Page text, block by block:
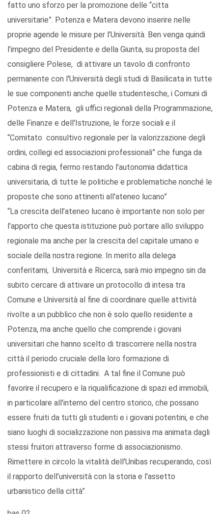
fatto uno sforzo per la promozione delle “citta
universitarie”. Potenza e Matera devono inserire nelle
proprie agende le misure per l’Università. Ben venga quindi
l’impegno del Presidente e della Giunta, su proposta del
consigliere Polese, di attivare un tavolo di confronto
permanente con l'Università degli studi di Basilicata in tutte
le sue componenti anche quelle studentesche, i Comuni di
Potenza e Matera, gli uffici regionali della Programmazione,
delle Finanze e dell'Istruzione, le forze sociali e il
“Comitato consultivo regionale per la valorizzazione degli
ordini, collegi ed associazioni professionali” che funga da
cabina di regia, fermo restando l’autonomia didattica
universitaria, di tutte le politiche e problematiche nonché le
proposte che sono attinenti all'ateneo lucano”
“La crescita dell’ateneo lucano è importante non solo per
l’apporto che questa istituzione può portare allo sviluppo
regionale ma anche per la crescita del capitale umano e
sociale della nostra regione. In merito alla delega
conferitami, Università e Ricerca, sarà mio impegno sin da
subito cercare di attivare un protocollo di intesa tra
Comune e Università al fine di coordinare quelle attività
rivolte a un pubblico che non è solo quello residente a
Potenza, ma anche quello che comprende i giovani
universitari che hanno scelto di trascorrere nella nostra
città il periodo cruciale della loro formazione di
professionisti e di cittadini. A tal fine il Comune può
favorire il recupero e la riqualificazione di spazi ed immobili,
in particolare all’interno del centro storico, che possano
essere fruiti da tutti gli studenti e i giovani potentini, e che
siano luoghi di socializzazione non passiva ma animata dagli
stessi fruitori attraverso forme di associazionismo.
Rimettere in circolo la vitalità dell'Unibas recuperando, così
il rapporto dell’università con la storia e l'assetto
urbanistico della città”.